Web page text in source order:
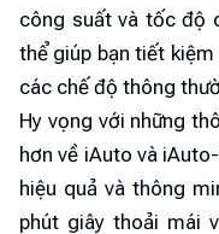
công suất và tốc độ
thể giúp bạn tiết
các chế độ thông
Hy vọng với những
hơn về iAuto và
hiệu quả và thông
phút giây thoải mái